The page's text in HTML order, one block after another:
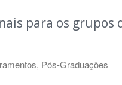
para os grupos
Pós-Graduações